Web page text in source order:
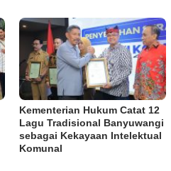
Kementerian Hukum Catat 12
Lagu Tradisional Banyuwangi
sebagai Kekayaan Intelektual
Komunal